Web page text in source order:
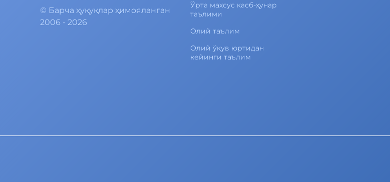
© Барча ҳуқуқлар ҳимояланган
2006 - 2026
Ўрта махсус касб-ҳунар
таълими
Олий таълим
Олий ўқув юртидан
кейинги таълим